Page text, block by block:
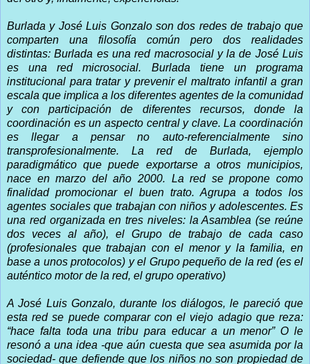
Burlada y José Luis Gonzalo son dos redes de trabajo que
comparten una filosofía común pero dos realidades
distintas: Burlada es una red macrosocial y la de José Luis
es una red microsocial. Burlada tiene un programa
institucional para tratar y prevenir el maltrato infantil a gran
escala que implica a los diferentes agentes de la comunidad
y con participación de diferentes recursos, donde la
coordinación es un aspecto central y clave. La coordinación
es llegar a pensar no auto-referencialmente sino
transprofesionalmente. La red de Burlada, ejemplo
paradigmático que puede exportarse a otros municipios,
nace en marzo del año 2000. La red se propone como
finalidad promocionar el buen trato. Agrupa a todos los
agentes sociales que trabajan con niños y adolescentes. Es
una red organizada en tres niveles: la Asamblea (se reúne
dos veces al año), el Grupo de trabajo de cada caso
(profesionales que trabajan con el menor y la familia, en
base a unos protocolos) y el Grupo pequeño de la red (es el
auténtico motor de la red, el grupo operativo)
A José Luis Gonzalo, durante los diálogos, le pareció que
esta red se puede comparar con el viejo adagio que reza:
“hace falta toda una tribu para educar a un menor” O le
resonó a una idea -que aún cuesta que sea asumida por la
sociedad- que defiende que los niños no son propiedad de